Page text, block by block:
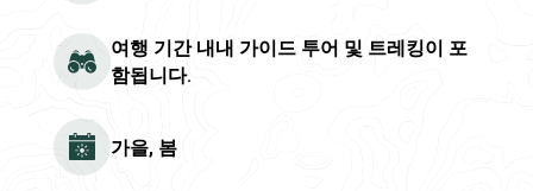
여행 기간 내내 가이드 투어 및 트레킹이 포
함됩니다.
가을, 봄